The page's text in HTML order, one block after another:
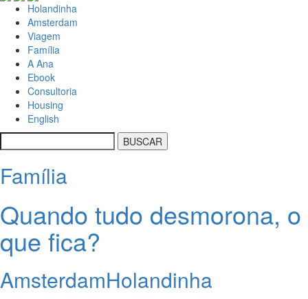
Holandinha
Amsterdam
Viagem
Família
A Ana
Ebook
Consultoria
Housing
English
Família
Quando tudo desmorona, o
que fica?
AmsterdamHolandinha